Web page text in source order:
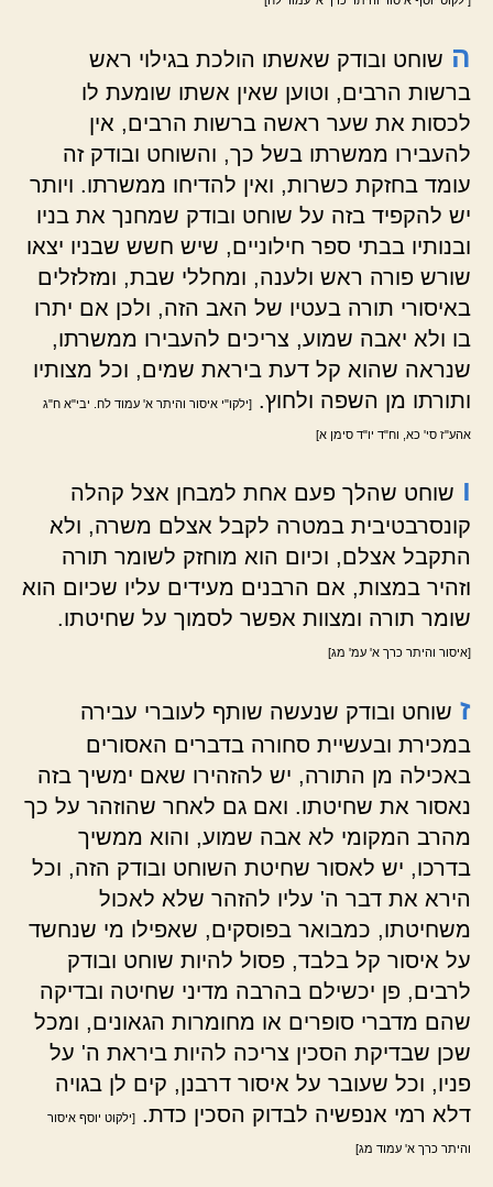
ה שוחט ובודק שאשתו הולכת בגילוי ראש
ברשות הרבים, וטוען שאין אשתו שומעת לו
לכסות את שער ראשה ברשות הרבים, אין
להעבירו ממשרתו בשל כך, והשוחט ובודק זה
עומד בחזקת כשרות, ואין להדיחו ממשרתו. ויותר
יש להקפיד בזה על שוחט ובודק שמחנך את בניו
ובנותיו בבתי ספר חילוניים, שיש חשש שבניו יצאו
שורש פורה ראש ולענה, ומחללי שבת, ומזלזלים
באיסורי תורה בעטיו של האב הזה, ולכן אם יתרו
בו ולא יאבה שמוע, צריכים להעבירו ממשרתו,
שנראה שהוא קל דעת ביראת שמים, וכל מצותיו
ותורתו מן השפה ולחוץ. [ילקו"י איסור והיתר א' עמוד לח. יבי"א ח"ג
אהע"ז סי' כא, וח"ד יו"ד סימן א]
ו שוחט שהלך פעם אחת למבחן אצל קהלה
קונסרבטיבית במטרה לקבל אצלם משרה, ולא
התקבל אצלם, וכיום הוא מוחזק לשומר תורה
וזהיר במצות, אם הרבנים מעידים עליו שכיום הוא
שומר תורה ומצוות אפשר לסמוך על שחיטתו.
[איסור והיתר כרך א' עמ' מג]
ז שוחט ובודק שנעשה שותף לעוברי עבירה
במכירת ובעשיית סחורה בדברים האסורים
באכילה מן התורה, יש להזהירו שאם ימשיך בזה
נאסור את שחיטתו. ואם גם לאחר שהוזהר על כך
מהרב המקומי לא אבה שמוע, והוא ממשיך
בדרכו, יש לאסור שחיטת השוחט ובודק הזה, וכל
הירא את דבר ה' עליו להזהר שלא לאכול
משחיטתו, כמבואר בפוסקים, שאפילו מי שנחשד
על איסור קל בלבד, פסול להיות שוחט ובודק
לרבים, פן יכשילם בהרבה מדיני שחיטה ובדיקה
שהם מדברי סופרים או מחומרות הגאונים, ומכל
שכן שבדיקת הסכין צריכה להיות ביראת ה' על
פניו, וכל שעובר על איסור דרבנן, קים לן בגויה
דלא רמי אנפשיה לבדוק הסכין כדת. [ילקוט יוסף איסור
והיתר כרך א' עמוד מג]